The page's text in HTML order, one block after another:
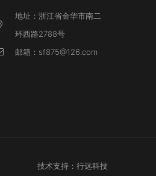
地址：浙江省金华市南二
环西路2788号
邮箱：sf875@126.com
技术支持：行远科技